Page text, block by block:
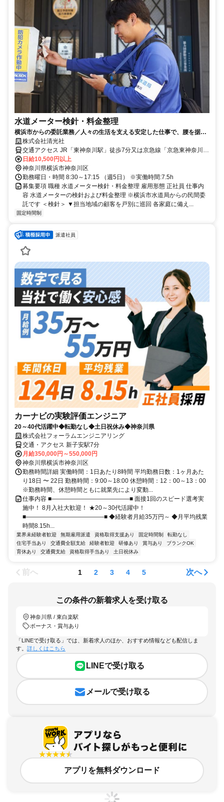
水道メーター検針・料金整理
横浜市からの委託業務／人々の生活を支える安定した仕事で、腰を据え
て長く活躍できます！
株式会社清光社
交通アクセス JR「東神奈川駅」徒歩7分又は京急線「京急東神奈川
（旧仲木戸）」「神奈川新町」徒歩5分
日給10,500円以上
神奈川県横浜市神奈川区
勤務曜日・時間 8:30～17:15 （週5日） ※実働時間:7.5h
募集要項 職種 水道メーター検針・料金整理 雇用形態 正社員 仕事内
容 水道メーターの検針および料金整理 ※横浜市水道局からの民間委
託です ＜検針＞ ▼担当地域の顧客を戸別に巡回 各家庭に備え...
固定時間制
派遣社員
カーナビの実験評価エンジニア
20～40代活躍中◆転勤なし◆土日祝休み◆神奈川県
株式会社フォーラムエンジニアリング
交通・アクセス 新子安駅7分
月給350,000円～550,000円
神奈川県横浜市神奈川区
勤務時間詳細 実働時間：1日あたり8時間 平均勤務日数：1ヶ月あた
り18日 〜 22日 勤務時間：9:00～18:00 休憩時間：12：00～13：00
※勤務時間、休憩時間ともに就業先により変動...
仕事内容 ■―――――――――――――■ 面接1回のスピード選考実
施中！ 8月入社大歓迎！ ★20～30代活躍中！
■―――――――――――――■ ◆経験者月給35万円～ ◆月平均残業
時間8.15h...
業界未経験者歓迎 無期雇用派遣 資格取得支援あり 固定時間制
転勤なし
住宅手当あり
交通費全額支給 経験者歓迎 研修あり 賞与あり
ブランクOK
育休あり
交通費支給 資格取得手当あり 土日祝休み
前へ 1 2 3 4 5 次へ
この条件の新着求人を受け取る
神奈川県 / 東白楽駅
ボーナス・賞与あり
「LINEで受け取る」では、新着求人のほか、おすすめ情報なども配信しま
す。 詳しくはこちら
LINEで受け取る
メールで受け取る
アプリを無料ダウンロード